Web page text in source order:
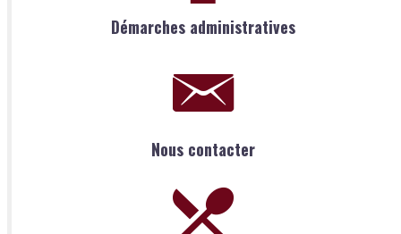
Démarches administratives
Nous contacter